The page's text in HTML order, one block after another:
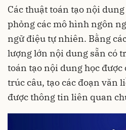
Các thuật toán tạo nội
phỏng các mô hình ngôn
ngữ điệu tự nhiên. Bằng
lượng lớn nội dung sẵn có
toán tạo nội dung học được
trúc câu, tạo các đoạn văn
được thông tin liên quan